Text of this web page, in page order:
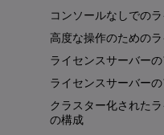
コンソールなしでの
高度な操作のための
ライセンスサーバー
ライセンスサーバー
クラスター化された
の構成